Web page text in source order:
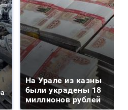
На Урале из казны
были украдены 18
миллионов рублей